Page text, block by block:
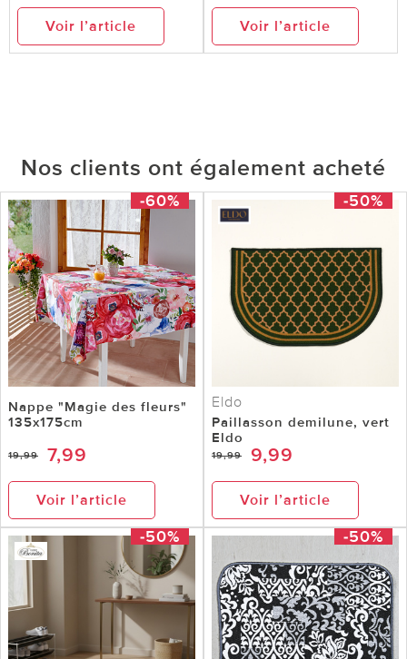
Voir l’article Voir l’article
Nos clients ont également acheté
-60%
Nappe "Magie des fleurs"
135x175cm
19,99 7,99
Voir l’article
-50%
Eldo
Paillasson demilune, vert
Eldo
19,99 9,99
Voir l’article
-50% -50%